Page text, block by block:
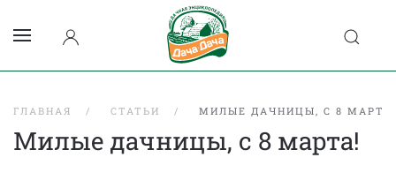
ГЛАВНАЯ СТАТЬИ МИЛЫЕ ДАЧНИЦЫ, С 8 МАРТА!
Милые дачницы, с 8 марта!